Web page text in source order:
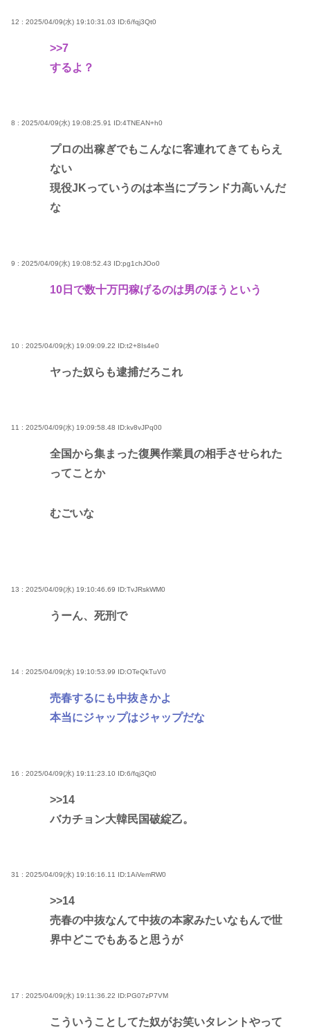
12 : 2025/04/09(水) 19:10:31.03 ID:6/fqj3Qt0
>>7
するよ？
8 : 2025/04/09(水) 19:08:25.91 ID:4TNEAN+h0
プロの出稼ぎでもこんなに客連れてきてもらえ
ない
現役JKっていうのは本当にブランド力高いんだ
な
9 : 2025/04/09(水) 19:08:52.43 ID:pg1chJOo0
10日で数十万円稼げるのは男のほうという
10 : 2025/04/09(水) 19:09:09.22 ID:t2+8Is4e0
ヤった奴らも逮捕だろこれ
11 : 2025/04/09(水) 19:09:58.48 ID:kv8vJPq00
全国から集まった復興作業員の相手させられた
ってことか
むごいな
13 : 2025/04/09(水) 19:10:46.69 ID:TvJRskWM0
うーん、死刑で
14 : 2025/04/09(水) 19:10:53.99 ID:OTeQkTuV0
売春するにも中抜きかよ
本当にジャップはジャップだな
16 : 2025/04/09(水) 19:11:23.10 ID:6/fqj3Qt0
>>14
バカチョン大韓民国破綻乙。
31 : 2025/04/09(水) 19:16:16.11 ID:1AiVemRW0
>>14
売春の中抜なんて中抜の本家みたいなもんで世
界中どこでもあると思うが
17 : 2025/04/09(水) 19:11:36.22 ID:PG07zP7VM
こういうことしてた奴がお笑いタレントやって